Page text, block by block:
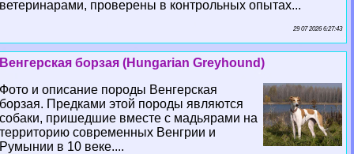
ветеринарами, проверены в контрольных опытах...
29 07 2026 6:27:43
Венгерская борзая (Hungarian Greyhound)
Фото и описание породы Венгерская
борзая. Предками этой породы являются
собаки, пришедшие вместе с мадьярами на
территорию современных Венгрии и
Румынии в 10 веке....